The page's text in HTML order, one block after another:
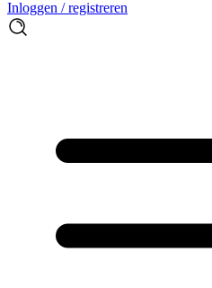
Inloggen / registreren